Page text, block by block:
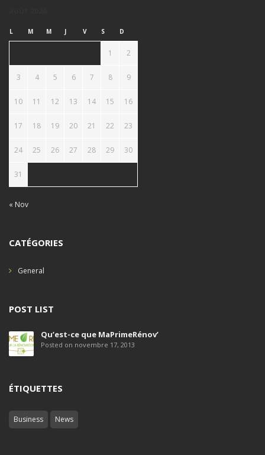
L M M J V S D
1 2
3 4 5 6 7 8 9
10 11 12 13 14 15 16
17 18 19 20 21 22 23
24 25 26 27 28 29 30
31
« Nov
CATÉGORIES
General
POST LIST
Qu’est-ce que MaPrimeRénov’
Posted on novembre 17, 2013
ÉTIQUETTES
Business News